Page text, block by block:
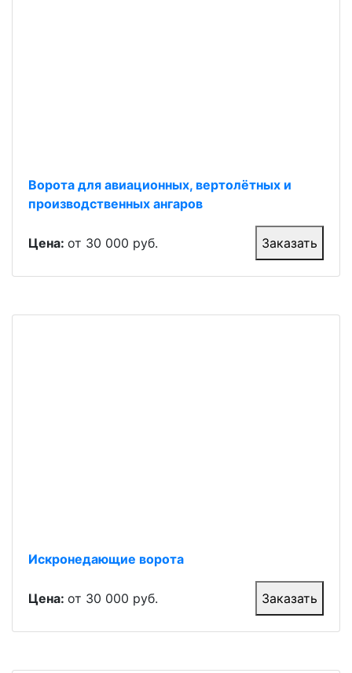
Ворота для авиационных, вертолётных и
производственных ангаров
Цена: от 30 000 руб. Заказать
Искронедающие ворота
Цена: от 30 000 руб. Заказать